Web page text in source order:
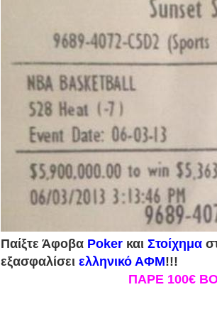
Παίξτε Άφοβα Poker και Στοίχημα
εξασφαλίσει ελληνικό ΑΦΜ!!!
ΠΑΡΕ 100€